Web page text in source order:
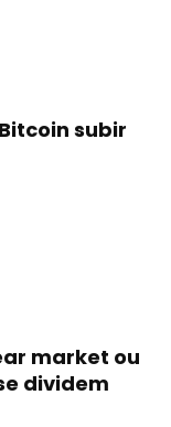
subir
market ou
dividem